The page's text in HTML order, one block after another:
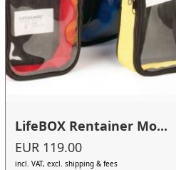
LifeBOX Rentainer Mo...
EUR 119.00
incl. VAT, excl. shipping & fees